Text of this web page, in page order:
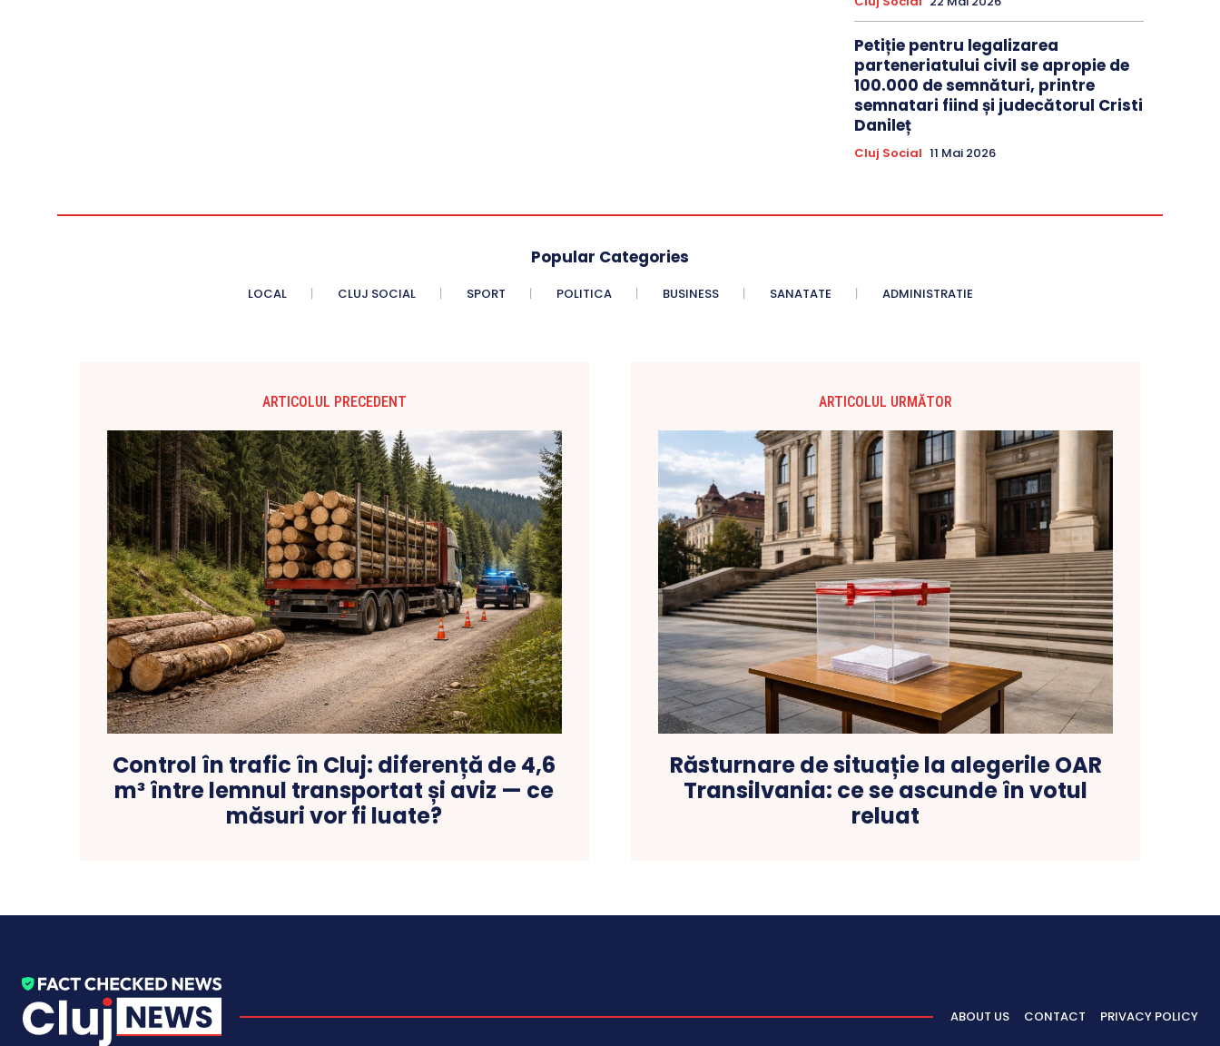
Petiție pentru legalizarea
parteneriatului civil se apropie de
100.000 de semnături, printre
semnatari fiind și judecătorul Cristi
Danileț
Cluj Social 11 Mai 2026
Popular Categories
LOCAL CLUJ SOCIAL SPORT POLITICA BUSINESS SANATATE ADMINISTRATIE
ARTICOLUL PRECEDENT
Control în trafic în Cluj: diferență de 4,6
m³ între lemnul transportat și aviz — ce
măsuri vor fi luate?
ARTICOLUL URMĂTOR
Răsturnare de situație la alegerile OAR
Transilvania: ce se ascunde în votul
reluat
ABOUT US CONTACT PRIVACY POLICY